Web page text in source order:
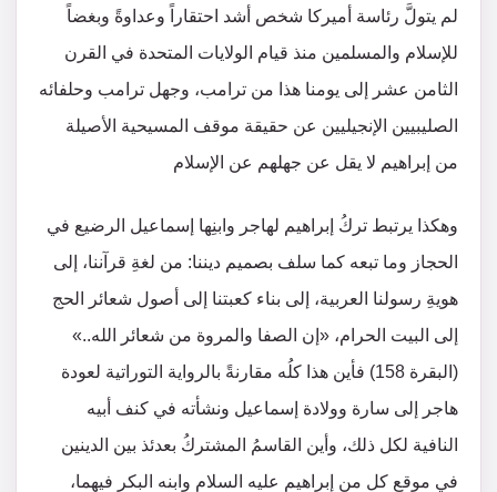
لم يتولَّ رئاسة أميركا شخص أشد احتقاراً وعداوةً وبغضاً
للإسلام والمسلمين منذ قيام الولايات المتحدة في القرن
الثامن عشر إلى يومنا هذا من ترامب، وجهل ترامب وحلفائه
الصليبيين الإنجيليين عن حقيقة موقف المسيحية الأصيلة
من إبراهيم لا يقل عن جهلهم عن الإسلام
وهكذا يرتبط تركُ إبراهيم لهاجر وابنِها إسماعيل الرضيع في
الحجاز وما تبعه كما سلف بصميم ديننا: من لغةِ قرآننا، إلى
هويةِ رسولنا العربية، إلى بناء كعبتنا إلى أصول شعائر الحج
إلى البيت الحرام، «إن الصفا والمروة من شعائر الله..»
(البقرة 158) فأين هذا كلُه مقارنةً بالرواية التوراتية لعودة
هاجر إلى سارة وولادة إسماعيل ونشأته في كنف أبيه
النافية لكل ذلك، وأين القاسمُ المشتركُ بعدئذ بين الدينين
في موقعِ كلٍ من إبراهيم عليه السلام وابنه البكر فيهما،